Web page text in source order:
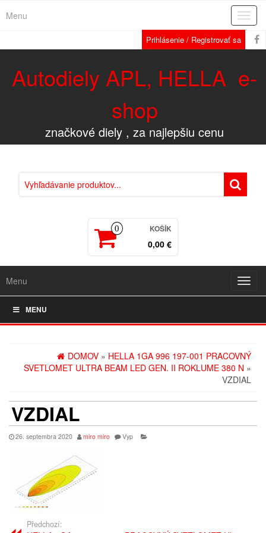
Menu
Prihlásenie / Registrovať sa
Autodiely APL, HELLA e-
shop
značkové diely , za najlepšiu cenu
0 KOŠÍK
0,00 €
Menu
MENU
DOMOV » HELLA 1GA 996 197-001 PRACOVNÝ
SVETLOMET ULTRA BEAM LED GEN. II ROKLUME 380 N »
VZDIAL
VZDIAL
26. septembra 2020 miro miro Vyp
Předchozí: